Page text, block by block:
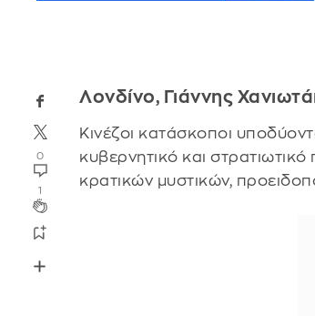
0
1
Λονδίνο, Γιάννης
Κινέζοι κατάσκοποι
κυβερνητικό και
κρατικών μυστικών,